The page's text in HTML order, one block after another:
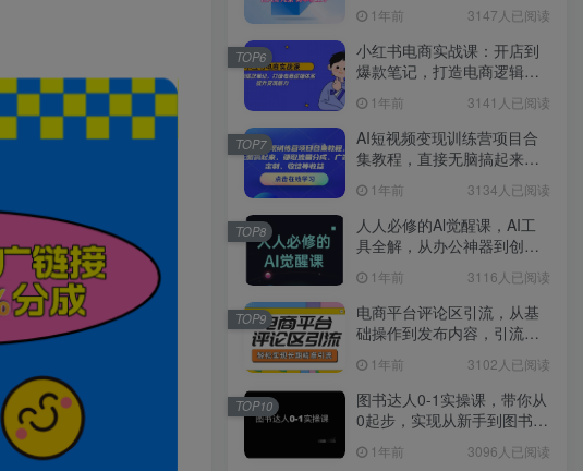
手 1年前 3147人已阅读
小红书电商实战课：开店到
爆款笔记，打造电商逻辑体
1年前 3141人已阅读
TOP6
AI短视频变现训练营项目合
集教程，直接无脑搞起来，
制、收徒等收益
1年前 3134人已阅读
TOP7
人人必修的Al觉醒课，AI工
具全解，从办公神器到创意
1年前 3116人已阅读
TOP8
电商平台评论区引流，从基
础操作到发布内容，引流技
1年前 3102人已阅读
TOP9
图书达人0-1实操课，带你从
0起步，实现从新手到图书达
1年前 3096人已阅读
TOP10